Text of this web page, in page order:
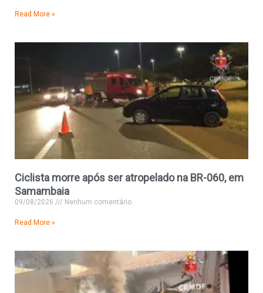
Read More »
Ciclista morre após ser atropelado na BR-060, em
Samambaia
09/08/2026 Nenhum comentário
Read More »